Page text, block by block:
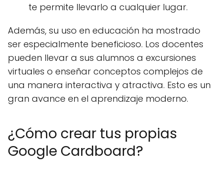
te permite llevarlo a cualquier lugar.
Además, su uso en educación ha mostrado
ser especialmente beneficioso. Los docentes
pueden llevar a sus alumnos a excursiones
virtuales o enseñar conceptos complejos de
una manera interactiva y atractiva. Esto es un
gran avance en el aprendizaje moderno.
¿Cómo crear tus propias
Google Cardboard?